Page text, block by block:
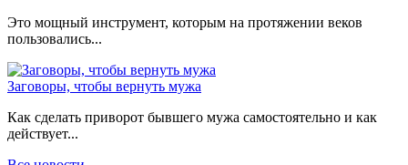
Это мощный инструмент, которым на протяжении веков
пользовались...
Заговоры, чтобы вернуть мужа
Как сделать приворот бывшего мужа самостоятельно и как
действует...